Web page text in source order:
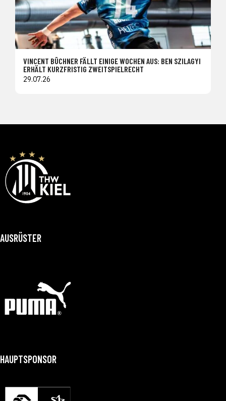
VINCENT BÜCHNER FÄLLT EINIGE WOCHEN AUS: BEN SZILAGYI
ERHÄLT KURZFRISTIG ZWEITSPIELRECHT
29.07.26
AUSRÜSTER
HAUPTSPONSOR